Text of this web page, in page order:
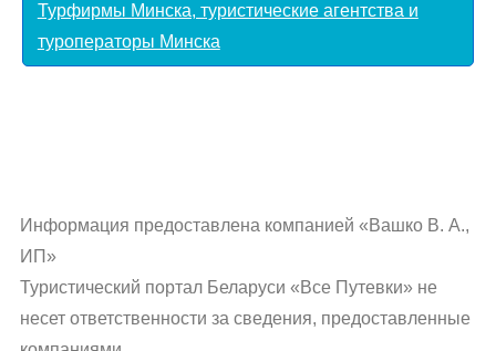
Турфирмы Минска, туристические агентства и
туроператоры Минска
Информация предоставлена компанией «Вашко В. А.,
ИП»
Туристический портал Беларуси «Все Путевки» не
несет ответственности за сведения, предоставленные